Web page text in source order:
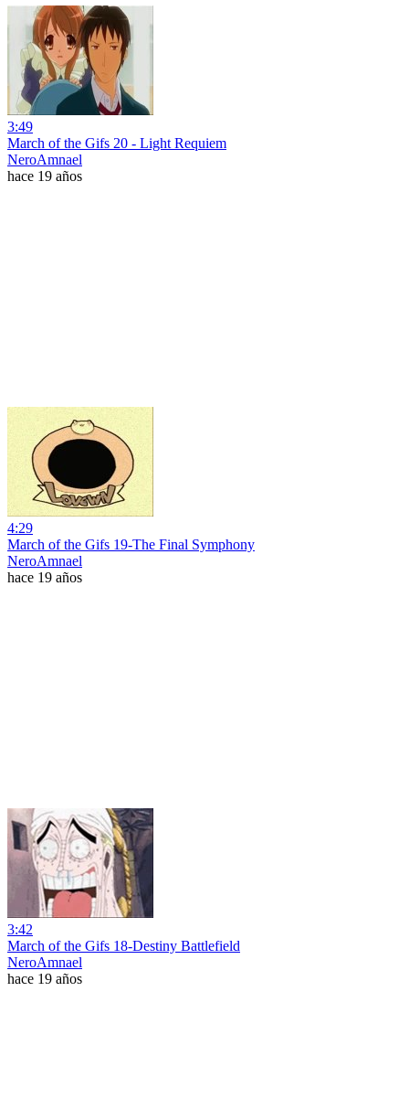
3:49
March of the Gifs 20 - Light Requiem
NeroAmnael
hace 19 años
4:29
March of the Gifs 19-The Final Symphony
NeroAmnael
hace 19 años
3:42
March of the Gifs 18-Destiny Battlefield
NeroAmnael
hace 19 años